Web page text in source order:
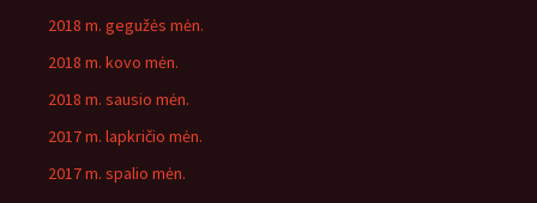
2018 m. gegužės mėn.
2018 m. kovo mėn.
2018 m. sausio mėn.
2017 m. lapkričio mėn.
2017 m. spalio mėn.